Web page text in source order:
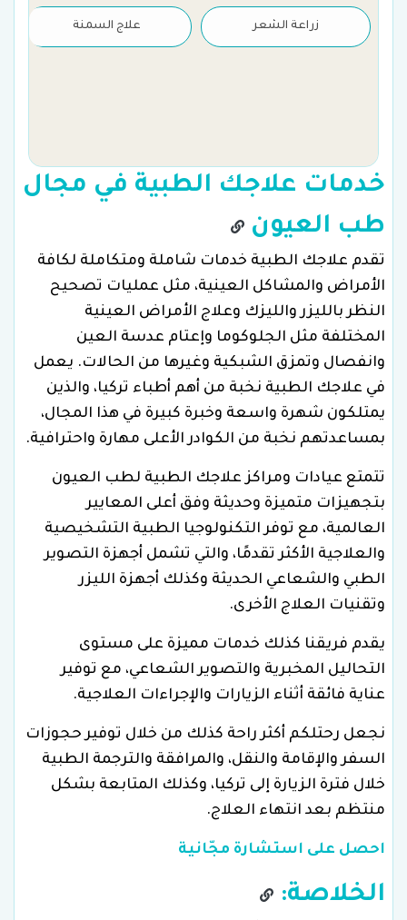
زراعة الشعر علاج السمنة
خدمات علاجك الطبية في مجال
طب العيون
تقدم علاجك الطبية خدمات شاملة ومتكاملة لكافة
الأمراض والمشاكل العينية، مثل عمليات تصحيح
النظر بالليزر والليزك وعلاج الأمراض العينية
المختلفة مثل الجلوكوما وإعتام عدسة العين
وانفصال وتمزق الشبكية وغيرها من الحالات. يعمل
في علاجك الطبية نخبة من أهم أطباء تركيا، والذين
يمتلكون شهرة واسعة وخبرة كبيرة في هذا المجال،
بمساعدتهم نخبة من الكوادر الأعلى مهارة واحترافية.
تتمتع عيادات ومراكز علاجك الطبية لطب العيون
بتجهيزات متميزة وحديثة وفق أعلى المعايير
العالمية، مع توفر التكنولوجيا الطبية التشخيصية
والعلاجية الأكثر تقدمًا، والتي تشمل أجهزة التصوير
الطبي والشعاعي الحديثة وكذلك أجهزة الليزر
وتقنيات العلاج الأخرى.
يقدم فريقنا كذلك خدمات مميزة على مستوى
التحاليل المخبرية والتصوير الشعاعي، مع توفير
عناية فائقة أثناء الزيارات والإجراءات العلاجية.
نجعل رحتلكم أكثر راحة كذلك من خلال توفير حجوزات
السفر والإقامة والنقل، والمرافقة والترجمة الطبية
خلال فترة الزيارة إلى تركيا، وكذلك المتابعة بشكل
منتظم بعد انتهاء العلاج.
احصل على استشارة مجّانية
الخلاصة: